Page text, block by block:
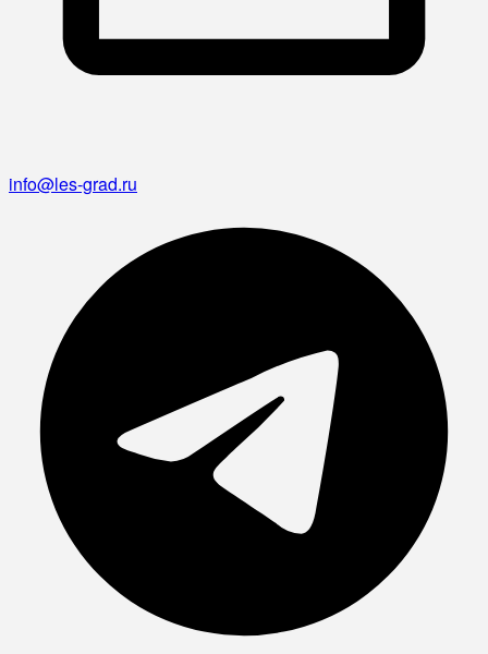
info@les-grad.ru